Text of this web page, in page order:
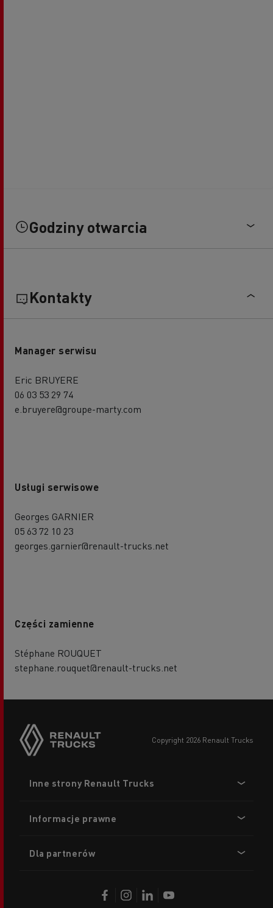
Godziny otwarcia
Kontakty
Manager serwisu
Eric BRUYERE
06 03 53 29 74
e.bruyere@groupe-marty.com
Usługi serwisowe
Georges GARNIER
05 63 72 10 23
georges.garnier@renault-trucks.net
Części zamienne
Stéphane ROUQUET
stephane.rouquet@renault-trucks.net
copyright 2026 Renault Trucks
menu
Inne strony Renault Trucks
Informacje prawne
Dla partnerów